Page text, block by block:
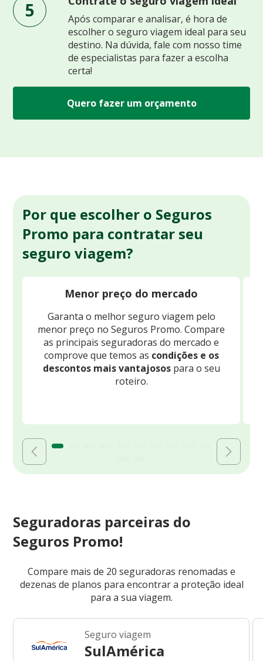
5
Após comparar e analisar, é hora de
escolher o seguro viagem ideal para seu
destino. Na dúvida, fale com nosso time
de especialistas para fazer a escolha
certa!
Quero fazer um orçamento
Por que escolher o Seguros
Promo para contratar seu
seguro viagem?
Menor preço do mercado
Garanta o melhor seguro viagem pelo
menor preço no Seguros Promo. Compare
as principais seguradoras do mercado e
comprove que temos as condições e os
descontos mais vantajosospara o seu
roteiro.
Seguradoras parceiras do
Seguros Promo!
Compare mais de 20 seguradoras renomadas e
dezenas de planos para encontrar a proteção ideal
para a sua viagem.
Seguro viagem
SulAmérica